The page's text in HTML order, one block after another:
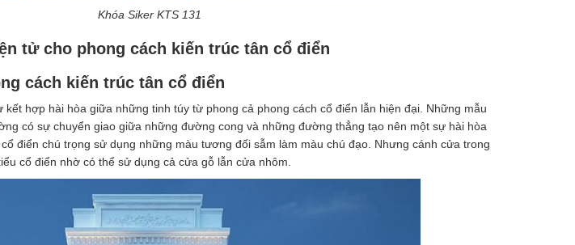
Khóa Siker KTS 131
tử cho phong cách kiến trúc tân cổ điển
cách kiến trúc tân cổ điển
kết hợp hài hòa giữa những tinh túy từ phong cả phong cách cổ điển lẫn hiện đại. Những mẫu
có sự chuyển giao giữa những đường cong và những đường thẳng tạo nên một sự hài hòa
điển chú trọng sử dụng những màu tương đối sẫm làm màu chú đạo. Nhưng cánh cửa trong
cổ điển nhờ có thể sử dụng cả cửa gỗ lẫn cửa nhôm.